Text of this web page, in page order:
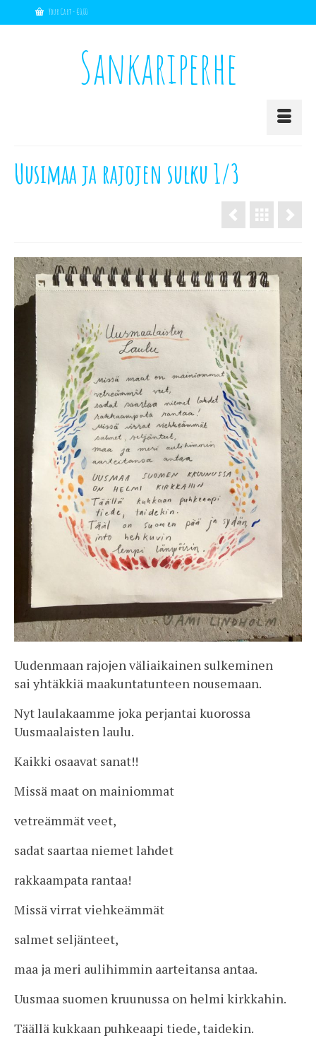
Your Cart-€0,00
Sankariperhe
Uusimaa ja rajojen sulku 1/3
Uudenmaan rajojen väliaikainen sulkeminen
sai yhtäkkiä maakuntatunteen nousemaan.
Nyt laulakaamme joka perjantai kuorossa
Uusmaalaisten laulu.
Kaikki osaavat sanat!!
Missä maat on mainiommat
vetreämmät veet,
sadat saartaa niemet lahdet
rakkaampata rantaa!
Missä virrat viehkeämmät
salmet seljänteet,
maa ja meri aulihimmin aarteitansa antaa.
Uusmaa suomen kruunussa on helmi kirkkahin.
Täällä kukkaan puhkeaapi tiede, taidekin.